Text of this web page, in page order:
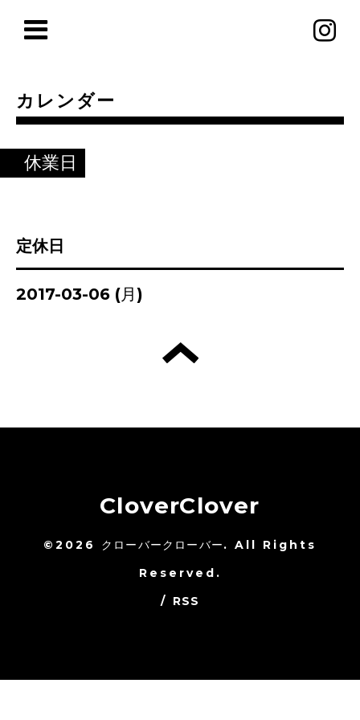
カレンダー
休業日
定休日
2017-03-06 (月)
CloverClover
©2026 クローバークローバー. All Rights
Reserved.
/ RSS